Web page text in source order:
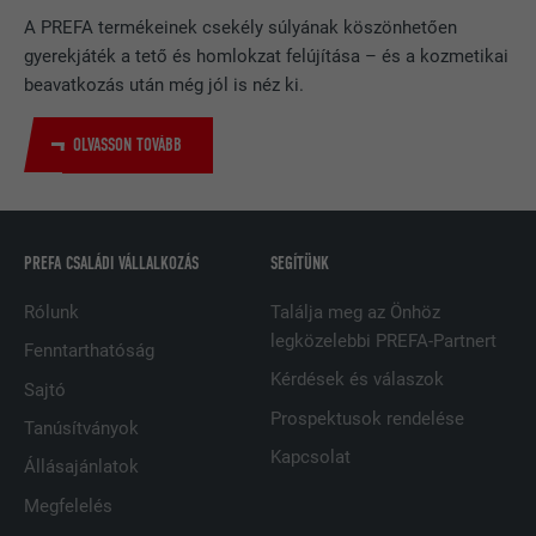
A PREFA termékeinek csekély súlyának köszönhetően
gyerekjáték a tető és homlokzat felújítása – és a kozmetikai
beavatkozás után még jól is néz ki.
OLVASSON TOVÁBB
PREFA CSALÁDI VÁLLALKOZÁS
Rólunk
Fenntarthatóság
Sajtó
Tanúsítványok
Állásajánlatok
Megfelelés
SEGÍTÜNK
Találja meg az Önhöz
legközelebbi PREFA-Partnert
Kérdések és válaszok
Prospektusok rendelése
Kapcsolat
SZOLGÁLTATÓ LinkedIn
FOLYAMAT 2 év
CÉL
SZOLGÁLTATÓ
FOLYAMAT